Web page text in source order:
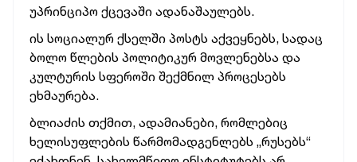
უპრინციპო ქცევაში ადანაშაულებს.
ის სოციალურ ქსელში პოსტს აქვეყნებს, სადაც
ბოლო წლების პოლიტიკურ მოვლენებსა და
კულტურის სფეროში შექმნილ პროცესებს
ეხმაურება.
ბლიაძის თქმით, ადამიანები, რომლებიც
ხელისუფლების წარმომადგენლებს „რუსებს“